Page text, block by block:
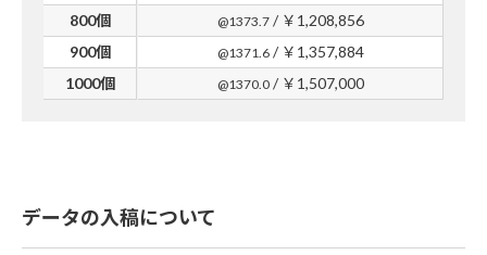
800個
@1373.7/ ￥1,208,856
900個
@1371.6/ ￥1,357,884
1000個
@1370.0/ ￥1,507,000
データの入稿について